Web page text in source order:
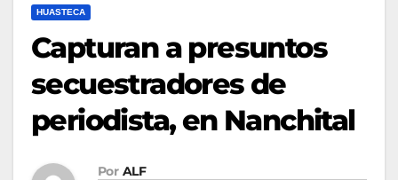
HUASTECA
Capturan a presuntos
secuestradores de
periodista, en Nanchital
Por ALF